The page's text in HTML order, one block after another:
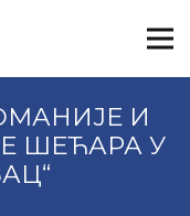
И
ШЕЋАРА У